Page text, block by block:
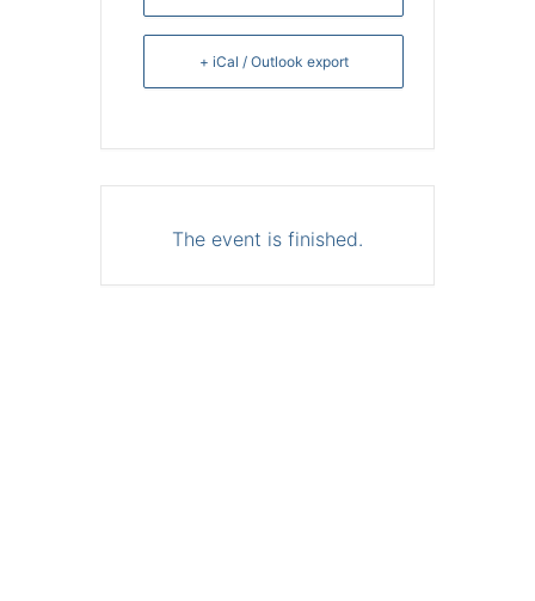
+ iCal / Outlook export
The event is finished.